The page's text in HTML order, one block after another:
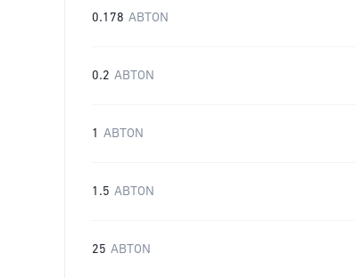
0.178 ABTON
0.2 ABTON
1 ABTON
1.5 ABTON
25 ABTON